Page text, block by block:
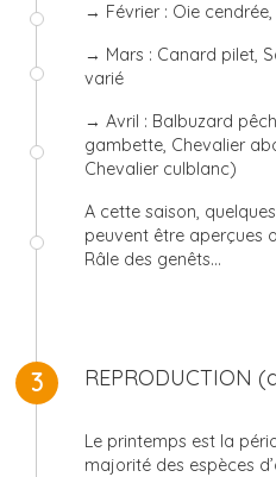
→ Février : Oie
→ Mars : Canard pilet,
varié
→ Avril : Balbuzard
gambette, Chevalier
Chevalier culblanc)
A cette saison,
peuvent être aperçues
Râle des genêts…
3 REPRODUCTION
Le printemps est la
majorité des espèces